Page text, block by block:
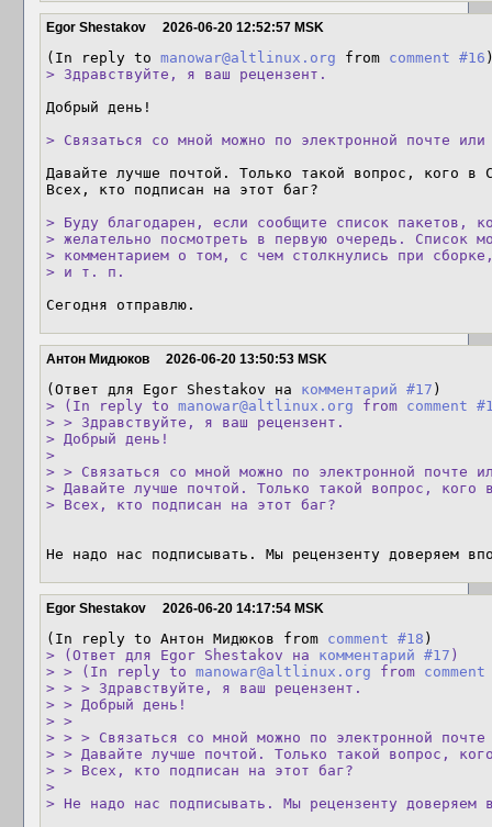
Egor Shestakov 2026-06-20 12:52:57 MSK
(In reply to manowar@altlinux.org from comment #16
> Здравствуйте, я ваш рецензент.
Добрый день!
> Связаться со мной можно по электронной почте
Давайте лучше почтой. Только такой вопрос, кого в
Всех, кто подписан на этот баг?
> Буду благодарен, если сообщите список пакетов,
> желательно посмотреть в первую очередь. Список
> комментарием о том, с чем столкнулись при
> и т. п.
Сегодня отправлю.
Антон Мидюков 2026-06-20 13:50:53 MSK
(Ответ для Egor Shestakov на комментарий #17
> (In reply to manowar@altlinux.org from comment
> > Здравствуйте, я ваш рецензент.
> Добрый день!
>
> > Связаться со мной можно по электронной почте
> Давайте лучше почтой. Только такой вопрос, кого
> Всех, кто подписан на этот баг?
Не надо нас подписывать. Мы рецензенту доверяем
Egor Shestakov 2026-06-20 14:17:54 MSK
(In reply to Антон Мидюков from comment #18
> (Ответ для Egor Shestakov на комментарий #17 )
> > (In reply to manowar@altlinux.org from
> > > Здравствуйте, я ваш рецензент.
> > Добрый день!
> >
> > > Связаться со мной можно по электронной
> > Давайте лучше почтой. Только такой вопрос,
> > Всех, кто подписан на этот баг?
>
> Не надо нас подписывать. Мы рецензенту доверяем